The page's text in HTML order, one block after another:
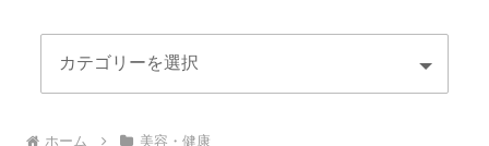
ホーム 美容・健康